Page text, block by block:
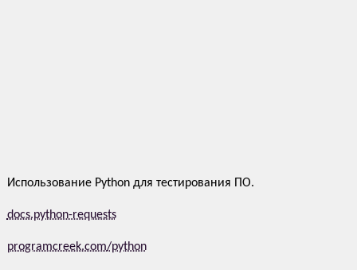
Использование Python для тестирования ПО.
docs.python-requests
programcreek.com/python